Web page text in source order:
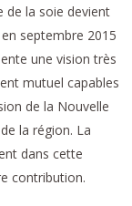
de la soie devient
septembre 2015
une vision très
mutuel capables
de la Nouvelle
la région. La
dans cette
contribution.